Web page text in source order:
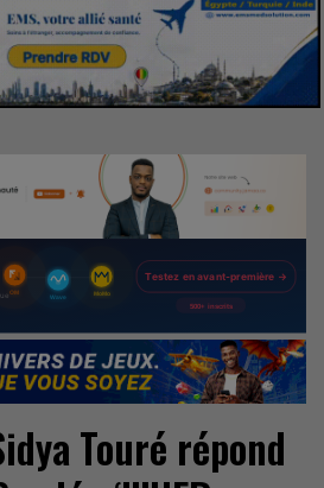
Touré répond